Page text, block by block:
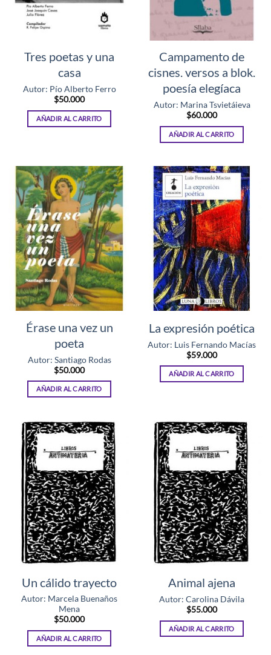
Tres poetas y una
casa
Autor: Pío Alberto Ferro
$50.000
AÑADIR AL CARRITO
Campamento de
cisnes. versos a blok.
poesía elegíaca
Autor: Marina Tsvietáieva
$60.000
AÑADIR AL CARRITO
Érase una vez un
poeta
Autor: Santiago Rodas
$50.000
AÑADIR AL CARRITO
La expresión poética
Autor: Luis Fernando Macías
$59.000
AÑADIR AL CARRITO
Un cálido trayecto
Autor: Marcela Buenaños
Mena
$50.000
AÑADIR AL CARRITO
Animal ajena
Autor: Carolina Dávila
$55.000
AÑADIR AL CARRITO